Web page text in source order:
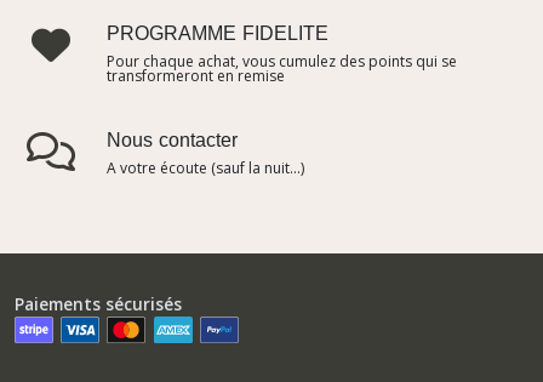
PROGRAMME FIDELITE
Pour chaque achat, vous cumulez des points qui se
transformeront en remise
Nous contacter
A votre écoute (sauf la nuit...)
Paiements sécurisés